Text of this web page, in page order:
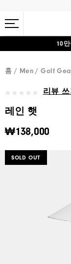
10
홈 Men Golf
리뷰 쓰
레인 햇
₩138,000
SOLD OUT